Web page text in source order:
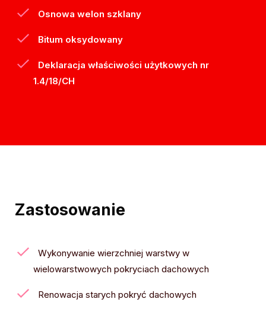
Osnowa welon szklany
Bitum oksydowany
Deklaracja właściwości użytkowych nr
1.4/18/CH
Zastosowanie
Wykonywanie wierzchniej warstwy w
wielowarstwowych pokryciach dachowych
Renowacja starych pokryć dachowych